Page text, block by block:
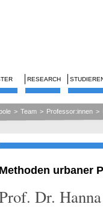
RESEARCH
> Team > Professor:innen >
Methoden urbaner
Dr.